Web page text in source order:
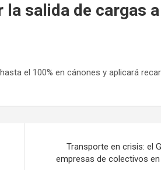
salida de cargas
el 100% en cánones y aplicará
Transporte en crisis: el
empresas de colectivos